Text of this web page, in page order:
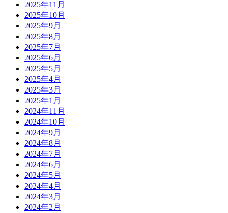
2025年11月
2025年10月
2025年9月
2025年8月
2025年7月
2025年6月
2025年5月
2025年4月
2025年3月
2025年1月
2024年11月
2024年10月
2024年9月
2024年8月
2024年7月
2024年6月
2024年5月
2024年4月
2024年3月
2024年2月